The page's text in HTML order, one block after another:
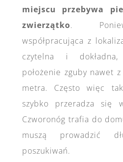
miejscu przebywa
zwierzątko.
współpracująca z
czytelna i
położenie zguby nawet
metra. Często więc
szybko przeradza się
Czworonóg trafia do
muszą prowadzić
poszukiwań.